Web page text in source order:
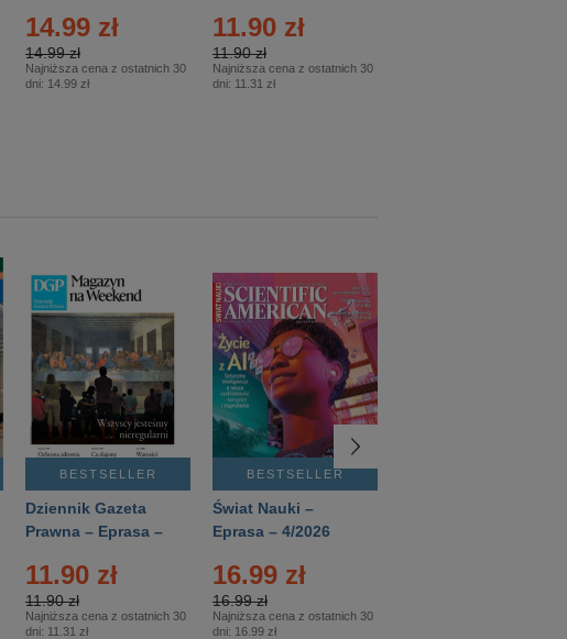
14.99 zł
14.99 zł
Najniższa cena z ostatnich 30
dni: 14.99 zł
11.90 zł
11.90 zł
Najniższa cena z ostatnich 30
dni: 11.31 zł
BESTSELLER
Dziennik Gazeta
Prawna – Eprasa –
11.90 zł
11.90 zł
Najniższa cena z ostatnich 30
dni: 11.31 zł
BESTSELLER
Świat Nauki –
Eprasa – 4/2026
16.99 zł
16.99 zł
Najniższa cena z ostatnich 30
dni: 16.99 zł